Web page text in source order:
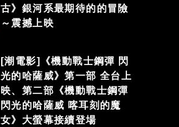
古》銀河系最期待的的冒險
～震撼上映
[潮電影]《機動戰士鋼彈 閃
光的哈薩威》第一部 全台上
映、第二部《機動戰士鋼彈
閃光的哈薩威 喀耳刻的魔
女》大螢幕接續登場